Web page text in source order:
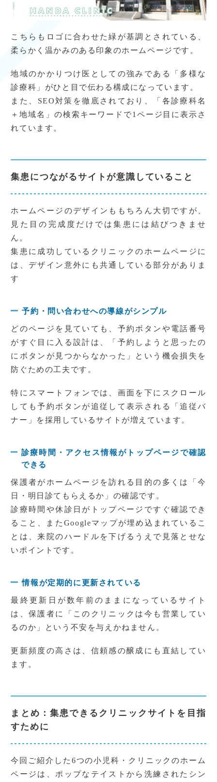
こちらもロゴに合わせた緑が基調とされている、
柔らかく温かみのある印象のホームページです。
地域のかかりつけ医としての強みである「多様な
診療科」がひと目で伝わる構成になっています。
また、SEO対策を徹底されており、「各診療科名
＋地域名」の検索キーワードで1ページ目に表示さ
れています。
集患につながるサイトが意識していること
ホームページのデザインももちろん大切ですが、
見た目の完成度だけでは集患には結びつきませ
ん。
集患に成功しているクリニックのホームページに
は、デザイン意外にも共通している部分がありま
す
予約・問い合わせへの導線がシンプル
どのページを見ていても、予約ボタンや電話番号
がすぐ目に入る設計は、「予約しようと思ったの
にボタンが見つからなかった」という機会損失を
防ぐための工夫です。
特にスマートフォンでは、画面を下にスクロール
しても予約ボタンが追従して表示される「追従バ
ナー」を採用しているサイトが増えています。
診療時間・アクセス情報がトップページで確認
できる
保護者がホームページを訪れる目的の多くは「今
日・明日診てもらえるか」の確認です。
診療時間や休診日がトップページですぐ確認でき
ること、またGoogleマップが埋め込まれているこ
とは、来院のハードルを下げるうえで見落とせな
いポイントです。
情報が定期的に更新されている
最終更新日が数年前のままになっているサイト
は、保護者に「このクリニックは今も営業してい
るのか」という不安を与えかねません。
更新頻度の高さは、信頼感の醸成にも直結してい
ます。
まとめ：集患できるクリニックサイトを目指
すために
今回ご紹介した 6つの小児科・クリニックのホーム
ページは、ポップなテイストから洗練されたシン